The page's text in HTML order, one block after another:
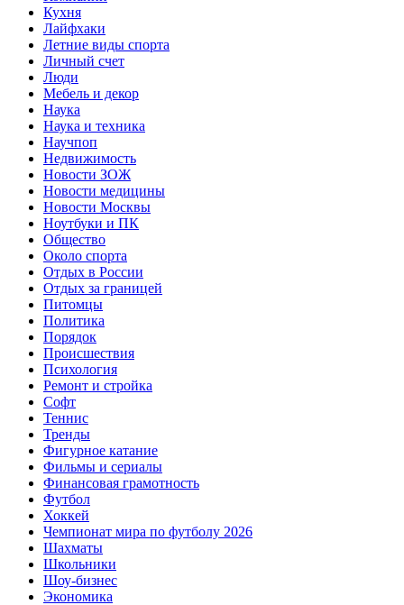
Кухня
Лайфхаки
Летние виды спорта
Личный счет
Люди
Мебель и декор
Наука
Наука и техника
Научпоп
Недвижимость
Новости ЗОЖ
Новости медицины
Новости Москвы
Ноутбуки и ПК
Общество
Около спорта
Отдых в России
Отдых за границей
Питомцы
Политика
Порядок
Происшествия
Психология
Ремонт и стройка
Софт
Теннис
Тренды
Фигурное катание
Фильмы и сериалы
Финансовая грамотность
Футбол
Хоккей
Чемпионат мира по футболу 2026
Шахматы
Школьники
Шоу-бизнес
Экономика